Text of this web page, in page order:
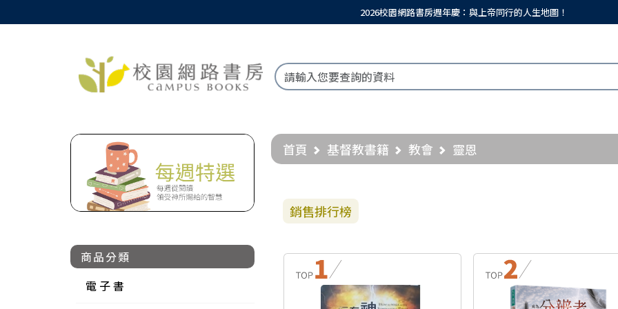
2026校園網路書房週年慶：與上帝同行的人生地圖！
商品分類
電 子 書
首頁 基督教書籍 教會 靈恩
銷售排行榜